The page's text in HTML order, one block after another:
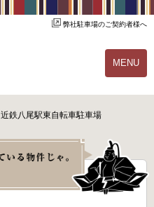
弊社駐車場のご契約者様へ
MENU
ご契約の流れ
駐輪場オーナー様へ
近鉄八尾駅東自転車駐車場